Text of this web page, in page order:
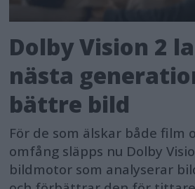
Dolby Vision 2
nästa
bättre bild
För de som älskar både film
omfång släpps nu Dolby
bildmotor som analyserar